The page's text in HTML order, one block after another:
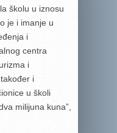
školu u iznosu
je i imanje u
i
centra
i
i
u školi
milijuna kuna”,